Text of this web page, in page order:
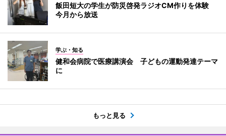
飯田短大の学生が防災啓発ラジオCM作りを体験
今月から放送
学ぶ・知る
健和会病院で医療講演会 子どもの運動発達テーマ
に
もっと見る